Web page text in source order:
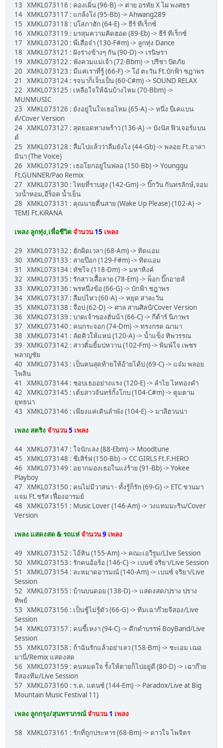
13 XMKL073116 : คองเผิ่น (96-B) -> ต่าย อรทัย X ไผ่ พงศธร
14 XMKL073117 : แกล้งโง่ (95-Bb) -> Ahwang289
15 XMKL073118 : บ่โสภาฮัก (64-E) -> ธีร์ ทีเร็กซ์
16 XMKL073119 : มรสุมความคิดฮอด (89-Eb) -> ธีร์ ทีเร็กซ์
17 XMKL073120 : พี่เสือจ๋า (130-F#m) -> ลูกทุ่ง Dance
18 XMKL073121 : ฝังร่างข้างๆ กัน (90-D) -> เรนิษรา
19 XMKL073122 : ฟังควมแม่เจ้า (72-Bbm) -> ปรีชา ปัดภัย
20 XMKL073123 : มีแค่เราที่รู้ (66-F) -> โอ๋ ตะวัน Ft.บักฟ้า ชฎาพร
21 XMKL073124 : รจนาก็เจ็บเป็น (60-C#m) -> SOUND RELAX
22 XMKL073125 : เหลือใจให้ฉันบ้างไหม (70-Bbm) ->
MUNMUSIC
23 XMKL073126 : ยังอยู่ในใจเธอไหม (65-A) -> หนึ่ง บีเคแบน
ด์/Cover Version
24 XMKL073127 : สุดยอดทางพร้าว (136-A) -> บังนัส ฟิวเจอร์แบน
ด์
25 XMKL073128 : ลืมไปแล้วว่าลืมยังไง (44-Gb) -> พลอย Ft.อาลา
มินา (The Voice)
26 XMKL073129 : เธอโยกอยู่ในฟลอ (150-Bb) -> Younggu
Ft.GUNNER/Pao Remix
27 XMKL073130 : ไทยที่ราบสูง (142-Gm) -> บิ๊กวัน กันทรลักษ์,จอม
วงน้ำหอม,อีร็อค น้ำเย็น
28 XMKL073131 : คุณนายตื่นสาย (Wake Up Please) (102-A) ->
TEMI Ft.KiRANA
เพลง ลูกทุ่ง,เพื่อชีวิตจำนวน15 เพลง
29 XMKL073132 : ฮักผิดเวลา (68-Am) -> ทิดแอม
30 XMKL073133 : สายป๊อก (129-F#m) -> ทิดแอม
31 XMKL073134 : ทัชใจ (118-Dm) -> มหาหิงค์
32 XMKL073135 : รักสาวเสื้อลาย (78-Em) -> พ็อก บิ๊กอายส์
33 XMKL073136 : พรหนึ่งข้อ (66-G) -> บักฟ้า ชฎาพร
34 XMKL073137 : ลืมบ่ไหว (60-A) -> หยุด สาละวัน
35 XMKL073138 : จื่อบ่ (62-D) -> ศาล สานศิลป์/Cover Version
36 XMKL073139 : บาดเจ้าของฮั่นน้า (66-C) -> กีต้าร์ นิภาพร
37 XMKL073140 : คนกระจอก (74-Dm) -> ทรงกรด ฌามา
38 XMKL073141 : ลัดคิวให้แหน่ (120-A) -> น้ำแข็ง ทิพวรรณ
39 XMKL073142 : สาวติ๋มยิ้มบ่หวาน (102-Fm) -> พิมพ์ใจ เพชร
พลาญชัย
40 XMKL073143 : เป็นคนสุดท้ายให้อ้ายได้บ่ (69-C) -> แจ๋ม พลอย
ไพลิน
41 XMKL073144 : ชอบเธออย่างแรง (120-E) -> ลำไย ไหทองคำ
42 XMKL073145 : เต้ยสาวจันทร์กั้งโกบ (104-C#m) -> ตูมตาม
ยุทธนา
43 XMKL073146 : เพียงแค่เดินลำพัง (104-E) -> มาลีฮวนน่า
เพลง สตริง จำนวน5 เพลง
44 XMKL073147 : ใจนักเลง (88-Ebm) -> Moodtune
45 XMKL073148 : ชีเสิร์ฟ (150-Bb) -> CC GIRLS Ft.F.HERO
46 XMKL073149 : อยากมองเธอในแง่ร้าย (91-Bb) -> Yokee
Playboy
47 XMKL073150 : คนไม่มีวาสนา - ทั้งรู้ก็รัก (69-G) -> ETC ชวนมา
แจม Ft.ชรัส เฟื่องอารมย์
48 XMKL073151 : Music Lover (146-Am) -> วงแทมมะริน/Cover
Version
เพลง แสดงสด & รถแห่จำนวน9 เพลง
49 XMKL073152 : ไอ้หิน (155-Am) -> คณะเอวีรูม/LIve Session
50 XMKL073153 : รักคนอ้อร้อ (146-C) -> เบนซ์ จริยา/Live Session
51 XMKL073154 : ละหมาดอารมณ์ (140-Am) -> เบนซ์ จริยา/Live
Session
52 XMKL073155 : บ้านบนดอย (138-D) -> แสดงสด/ปราง ปราง
ทิพย์
53 XMKL073156 : เป็นชู้ไม่รู้ตัว (66-G) -> ทีมเฉาก๊วยจีสอง/Live
Session
54 XMKL073157 : คนขี้เหงา (94-C) -> ดึกดำบรรพ์ BoyBand/Live
Session
55 XMKL073158 : ถ้าฉันรักแล้วอย่าเลว (158-Bm) -> ชะเอม เฌอ
มานี่/Remix แสดงสด
56 XMKL073159 : คนหมดใจ รั้งให้ตายก็ไปอยู่ดี (80-D) -> เฉาก๊วย
จีสองทีม/Live Session
57 XMKL073160 : ร.ด. แดนซ์ (144-Em) -> Paradox/Live at Big
Mountain Music Festival 11)
เพลง ลูกกรุง/สุนทราภรณ์จำนวน1 เพลง
58 XMKL073161 : รักที่ถูกประหาร (68-Bm) -> ดาวใจ ไพจิตร